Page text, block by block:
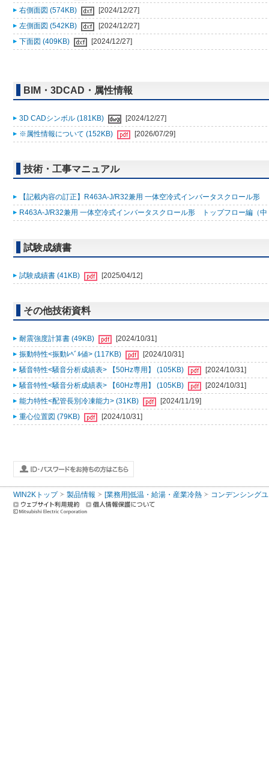
右側面図 (574KB)
[2024/12/27]
左側面図 (542KB)
[2024/12/27]
下面図 (409KB)
[2024/12/27]
BIM・3DCAD・属性情報
3D CADシンボル (181KB)
[2024/12/27]
※属性情報について (152KB)
[2026/07/29]
技術・工事マニュアル
【記載内容の訂正】R463A-J/R32兼用 一体空冷式インバータスクロール
R463A-J/R32兼用 一体空冷式インバータスクロール形 トップフロー編（
試験成績書
試験成績書 (41KB) [2025/04/12]
その他技術資料
耐震強度計算書 (49KB)
[2024/10/31]
振動特性<振動ﾚﾍﾞﾙ値> (117KB)
[2024/10/31]
騒音特性<騒音分析成績表> 【50Hz専用】 (105KB)
[2024/10/31]
騒音特性<騒音分析成績表> 【60Hz専用】 (105KB)
[2024/10/31]
能力特性<配管長別冷凍能力> (31KB)
[2024/11/19]
重心位置図 (79KB)
[2024/10/31]
WIN2Kトップ 製品情報 [業務用]低温・給湯・産業冷熱 コンデンシング